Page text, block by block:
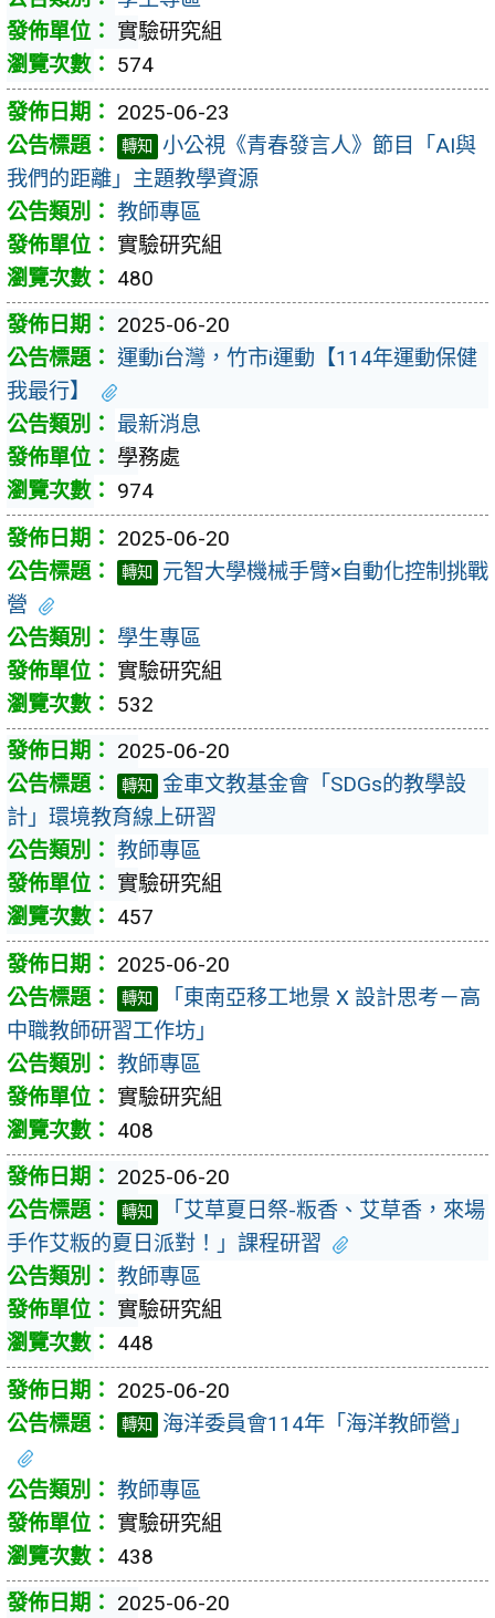
實驗研究組
574
2025-06-23
轉知
小公視《青春發言人》節目「AI與
我們的距離」主題教學資源
教師專區
實驗研究組
480
2025-06-20
運動i台灣，竹市i運動【114年運動保健
我最行】
最新消息
學務處
974
2025-06-20
轉知
元智大學機械手臂×自動化控制挑戰
營
學生專區
實驗研究組
532
2025-06-20
轉知
金車文教基金會「SDGs的教學設
計」環境教育線上研習
教師專區
實驗研究組
457
2025-06-20
轉知
「東南亞移工地景 X 設計思考－高
中職教師研習工作坊」
教師專區
實驗研究組
408
2025-06-20
轉知
「艾草夏日祭-粄香、艾草香，來場
手作艾粄的夏日派對！」課程研習
教師專區
實驗研究組
448
2025-06-20
轉知 海洋委員會114年「海洋教師營」
教師專區
實驗研究組
438
2025-06-20